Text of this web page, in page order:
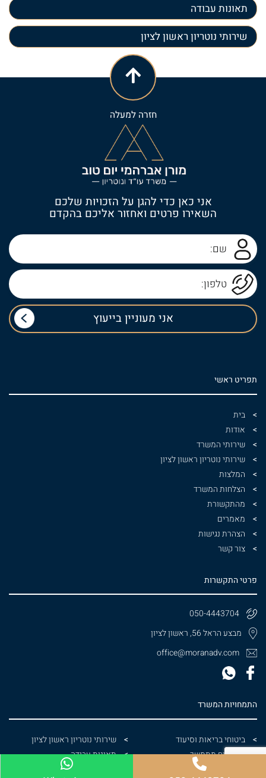
תאונות עבודה
שירותי נוטריון ראשון לציון
חזרה למעלה
אני כאן כדי להגן על הזכויות שלכם
השאירו פרטים ואחזור אליכם בהקדם
תפריט ראשי
בית
אודות
שירותי המשרד
שירותי נוטריון ראשון לציון
המלצות
הצלחות המשרד
מהתקשורת
מאמרים
הצהרת נגישות
צור קשר
התמחויות המשרד
ביטוחי בריאות וסיעוד
ייפוי כוח מתמשך
רשלנות רפואית
שירותי נוטריון ראשון לציון
תאונות עבודה
עורך דין צוואות
פרטי התקשרות
050-4443704
מבצע הראל 56, ראשון לציון
office@moranadv.com